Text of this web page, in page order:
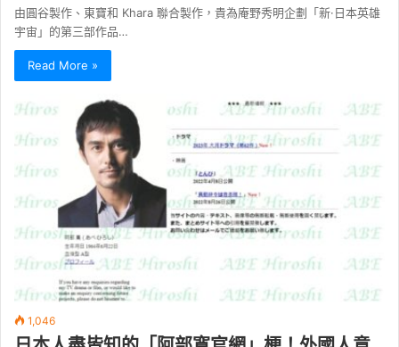
由圓谷製作、東寶和 Khara 聯合製作，貴為庵野秀明企劃「新·日本英雄
宇宙」的第三部作品…
Read More »
1,046